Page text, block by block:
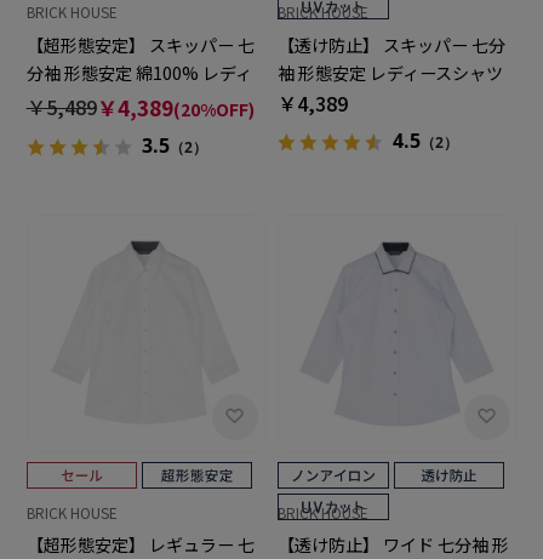
BRICK HOUSE
【超形態安定】 スキッパー 七
分袖 形態安定 綿100% レディ
ースシャツ
￥5,489￥4,389(20%OFF)
3.5（2）
BRICK HOUSE
【透け防止】 スキッパー 七分
袖 形態安定 レディースシャツ
￥4,389
4.5 （2）
BRICK HOUSE
【超形態安定】 レギュラー 七
BRICK HOUSE
【透け防止】 ワイド 七分袖 形